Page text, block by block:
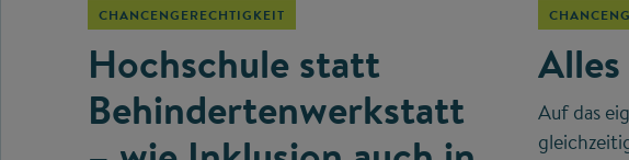
CHANCENGERECHTIGKEIT
Hochschule statt
Behindertenwerkstatt
Auf das